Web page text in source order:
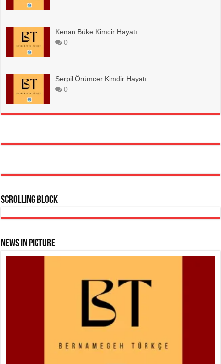
Kenan Büke Kimdir Hayatı
0
Serpil Örümcer Kimdir Hayatı
0
Scrolling Block
News In Picture